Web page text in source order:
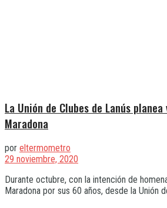
La Unión de Clubes de Lanús
Maradona
por eltermometro
29 noviembre, 2020
Durante octubre, con la intención de
Maradona por sus 60 años, desde la Unión